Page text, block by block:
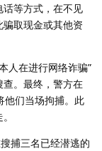
等方式，在不见
取现金或其他资
人在进行网络诈骗”
。最终，警方在
他们当场拘捕。此
捕三名已经潜逃的